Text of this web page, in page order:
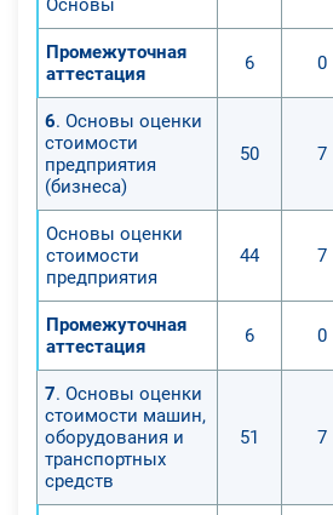
Основы
Промежуточная
аттестация
6 0
6. Основы оценки
стоимости
предприятия
(бизнеса)
50 7
Основы оценки
стоимости
предприятия
44 7
Промежуточная
аттестация
6 0
7. Основы оценки
стоимости машин,
оборудования и
транспортных
средств
51 7